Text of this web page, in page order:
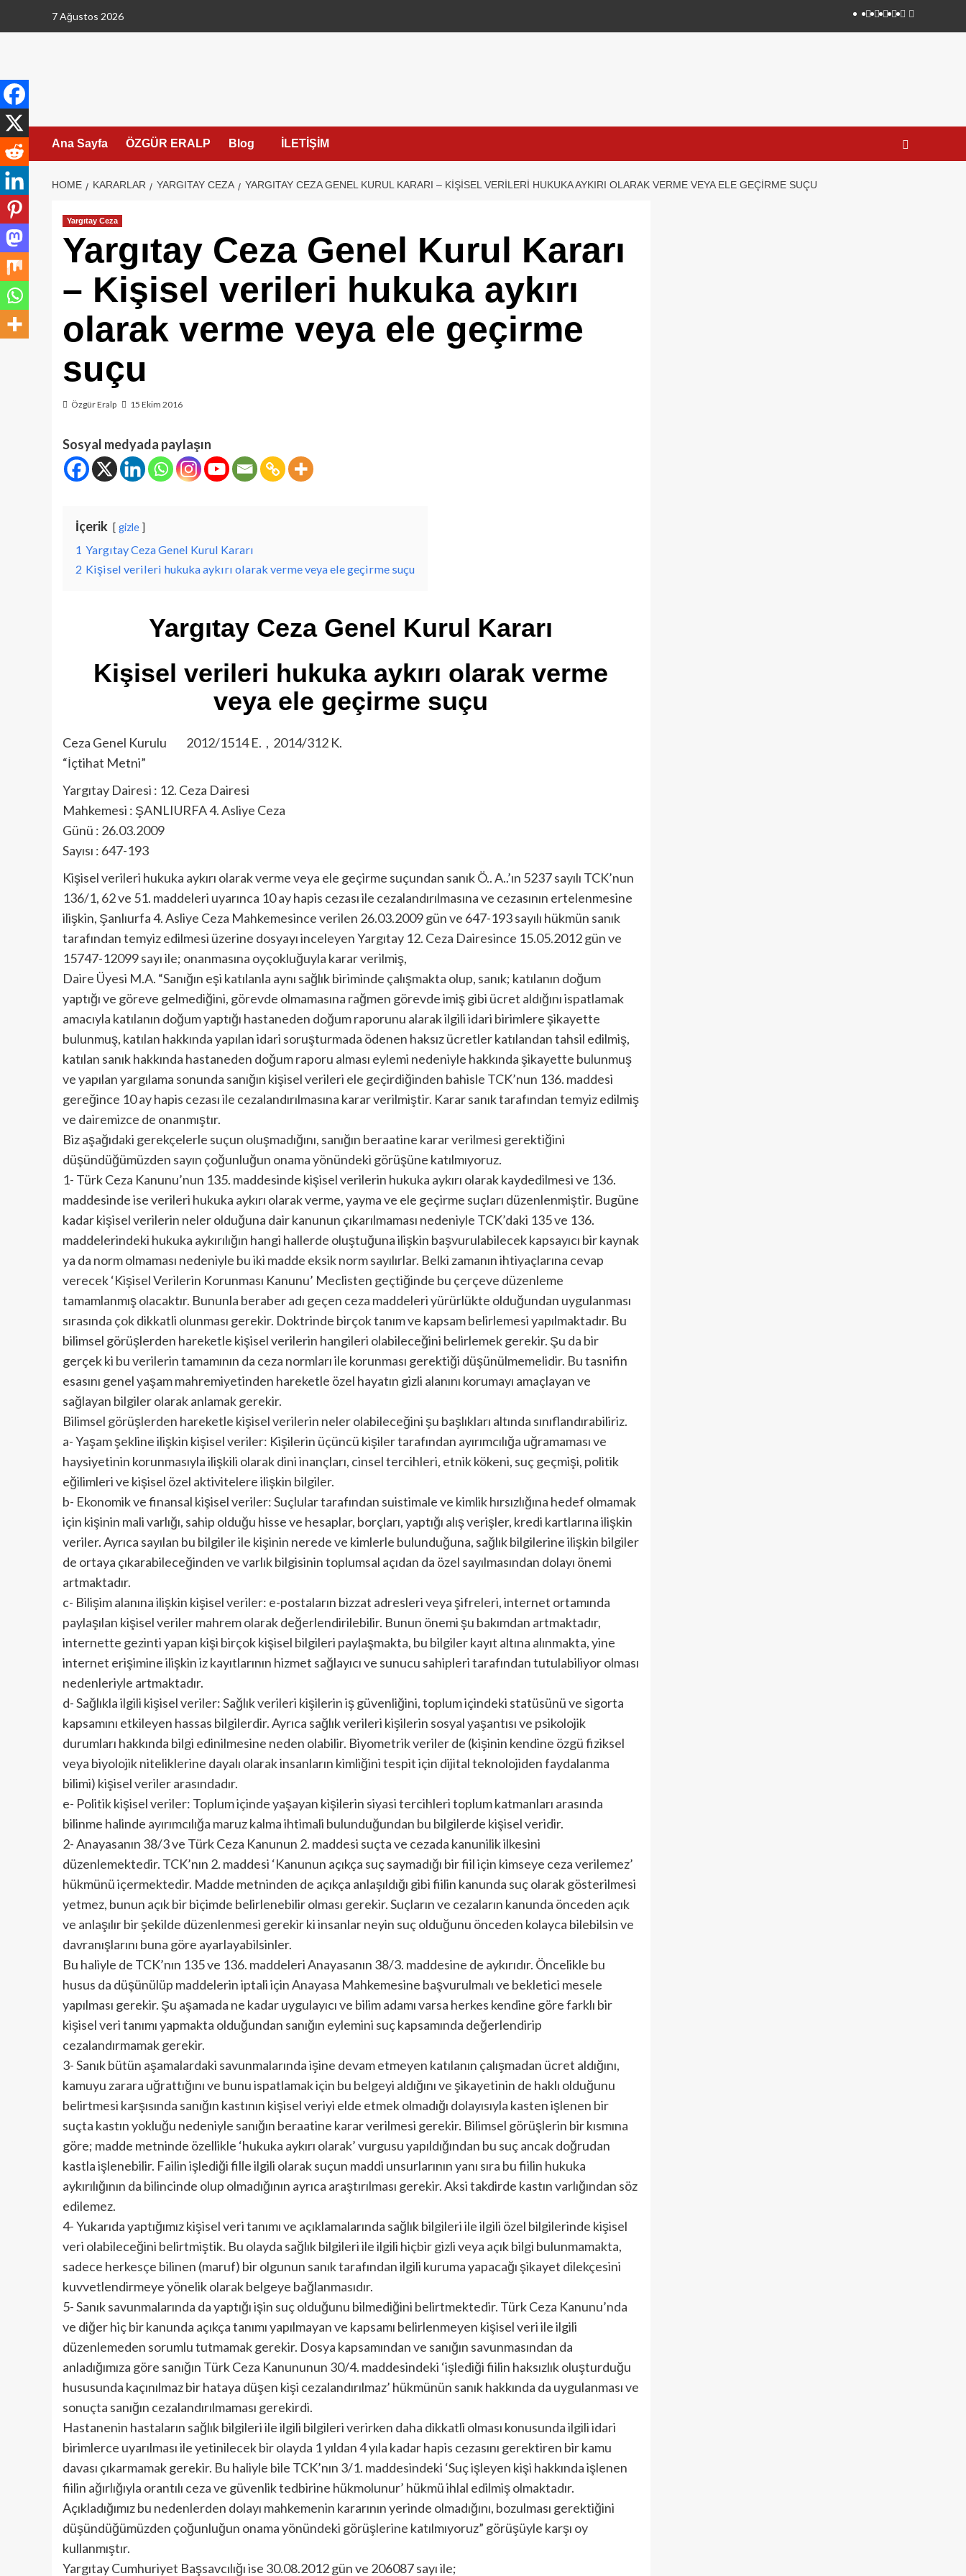
7 Ağustos 2026 linkedin
instagram
facebook
twitter
tiktokyoutube
Ana Sayfa ÖZGÜR ERALP Blog İLETİŞİM
HOME KARARLAR YARGITAY CEZA YARGITAY CEZA GENEL KURUL KARARI – KIŞISEL VERILERI HUKUKA AYKIRI OLARAK VERME VEYA ELE GEÇIRME SUÇU
Yargıtay Ceza
Yargıtay Ceza Genel Kurul Kararı
– Kişisel verileri hukuka aykırı
olarak verme veya ele geçirme
suçu
Özgür Eralp 15 Ekim 2016
Sosyal medyada paylaşın
İçerik gizle
1 Yargıtay Ceza Genel Kurul Kararı
2 Kişisel verileri hukuka aykırı olarak verme veya ele geçirme suçu
Yargıtay Ceza Genel Kurul Kararı
Kişisel verileri hukuka aykırı olarak verme
veya ele geçirme suçu
Ceza Genel Kurulu 2012/1514 E. , 2014/312 K.
“İçtihat Metni”
Yargıtay Dairesi : 12. Ceza Dairesi
Mahkemesi : ŞANLIURFA 4. Asliye Ceza
Günü : 26.03.2009
Sayısı : 647-193
Kişisel verileri hukuka aykırı olarak verme veya ele geçirme suçundan sanık Ö.. A..’ın 5237 sayılı TCK’nun
136/1, 62 ve 51. maddeleri uyarınca 10 ay hapis cezası ile cezalandırılmasına ve cezasının ertelenmesine
ilişkin, Şanlıurfa 4. Asliye Ceza Mahkemesince verilen 26.03.2009 gün ve 647-193 sayılı hükmün sanık
tarafından temyiz edilmesi üzerine dosyayı inceleyen Yargıtay 12. Ceza Dairesince 15.05.2012 gün ve
15747-12099 sayı ile; onanmasına oyçokluğuyla karar verilmiş,
Daire Üyesi M.A. “Sanığın eşi katılanla aynı sağlık biriminde çalışmakta olup, sanık; katılanın doğum
yaptığı ve göreve gelmediğini, görevde olmamasına rağmen görevde imiş gibi ücret aldığını ispatlamak
amacıyla katılanın doğum yaptığı hastaneden doğum raporunu alarak ilgili idari birimlere şikayette
bulunmuş, katılan hakkında yapılan idari soruşturmada ödenen haksız ücretler katılandan tahsil edilmiş,
katılan sanık hakkında hastaneden doğum raporu alması eylemi nedeniyle hakkında şikayette bulunmuş
ve yapılan yargılama sonunda sanığın kişisel verileri ele geçirdiğinden bahisle TCK’nun 136. maddesi
gereğince 10 ay hapis cezası ile cezalandırılmasına karar verilmiştir. Karar sanık tarafından temyiz edilmiş
ve dairemizce de onanmıştır.
Biz aşağıdaki gerekçelerle suçun oluşmadığını, sanığın beraatine karar verilmesi gerektiğini
düşündüğümüzden sayın çoğunluğun onama yönündeki görüşüne katılmıyoruz.
1- Türk Ceza Kanunu’nun 135. maddesinde kişisel verilerin hukuka aykırı olarak kaydedilmesi ve 136.
maddesinde ise verileri hukuka aykırı olarak verme, yayma ve ele geçirme suçları düzenlenmiştir. Bugüne
kadar kişisel verilerin neler olduğuna dair kanunun çıkarılmaması nedeniyle TCK’daki 135 ve 136.
maddelerindeki hukuka aykırılığın hangi hallerde oluştuğuna ilişkin başvurulabilecek kapsayıcı bir kaynak
ya da norm olmaması nedeniyle bu iki madde eksik norm sayılırlar. Belki zamanın ihtiyaçlarına cevap
verecek ‘Kişisel Verilerin Korunması Kanunu’ Meclisten geçtiğinde bu çerçeve düzenleme
tamamlanmış olacaktır. Bununla beraber adı geçen ceza maddeleri yürürlükte olduğundan uygulanması
sırasında çok dikkatli olunması gerekir. Doktrinde birçok tanım ve kapsam belirlemesi yapılmaktadır. Bu
bilimsel görüşlerden hareketle kişisel verilerin hangileri olabileceğini belirlemek gerekir. Şu da bir
gerçek ki bu verilerin tamamının da ceza normları ile korunması gerektiği düşünülmemelidir. Bu tasnifin
esasını genel yaşam mahremiyetinden hareketle özel hayatın gizli alanını korumayı amaçlayan ve
sağlayan bilgiler olarak anlamak gerekir.
Bilimsel görüşlerden hareketle kişisel verilerin neler olabileceğini şu başlıkları altında sınıflandırabiliriz.
a- Yaşam şekline ilişkin kişisel veriler: Kişilerin üçüncü kişiler tarafından ayırımcılığa uğramaması ve
haysiyetinin korunmasıyla ilişkili olarak dini inançları, cinsel tercihleri, etnik kökeni, suç geçmişi, politik
eğilimleri ve kişisel özel aktivitelere ilişkin bilgiler.
b- Ekonomik ve finansal kişisel veriler: Suçlular tarafından suistimale ve kimlik hırsızlığına hedef olmamak
için kişinin mali varlığı, sahip olduğu hisse ve hesaplar, borçları, yaptığı alış verişler, kredi kartlarına ilişkin
veriler. Ayrıca sayılan bu bilgiler ile kişinin nerede ve kimlerle bulunduğuna, sağlık bilgilerine ilişkin bilgiler
de ortaya çıkarabileceğinden ve varlık bilgisinin toplumsal açıdan da özel sayılmasından dolayı önemi
artmaktadır.
c- Bilişim alanına ilişkin kişisel veriler: e-postaların bizzat adresleri veya şifreleri, internet ortamında
paylaşılan kişisel veriler mahrem olarak değerlendirilebilir. Bunun önemi şu bakımdan artmaktadır,
internette gezinti yapan kişi birçok kişisel bilgileri paylaşmakta, bu bilgiler kayıt altına alınmakta, yine
internet erişimine ilişkin iz kayıtlarının hizmet sağlayıcı ve sunucu sahipleri tarafından tutulabiliyor olması
nedenleriyle artmaktadır.
d- Sağlıkla ilgili kişisel veriler: Sağlık verileri kişilerin iş güvenliğini, toplum içindeki statüsünü ve sigorta
kapsamını etkileyen hassas bilgilerdir. Ayrıca sağlık verileri kişilerin sosyal yaşantısı ve psikolojik
durumları hakkında bilgi edinilmesine neden olabilir. Biyometrik veriler de (kişinin kendine özgü fiziksel
veya biyolojik niteliklerine dayalı olarak insanların kimliğini tespit için dijital teknolojiden faydalanma
bilimi) kişisel veriler arasındadır.
e- Politik kişisel veriler: Toplum içinde yaşayan kişilerin siyasi tercihleri toplum katmanları arasında
bilinme halinde ayırımcılığa maruz kalma ihtimali bulunduğundan bu bilgilerde kişisel veridir.
2- Anayasanın 38/3 ve Türk Ceza Kanunun 2. maddesi suçta ve cezada kanunilik ilkesini
düzenlemektedir. TCK’nın 2. maddesi ‘Kanunun açıkça suç saymadığı bir fiil için kimseye ceza verilemez’
hükmünü içermektedir. Madde metninden de açıkça anlaşıldığı gibi fiilin kanunda suç olarak gösterilmesi
yetmez, bunun açık bir biçimde belirlenebilir olması gerekir. Suçların ve cezaların kanunda önceden açık
ve anlaşılır bir şekilde düzenlenmesi gerekir ki insanlar neyin suç olduğunu önceden kolayca bilebilsin ve
davranışlarını buna göre ayarlayabilsinler.
Bu haliyle de TCK’nın 135 ve 136. maddeleri Anayasanın 38/3. maddesine de aykırıdır. Öncelikle bu
husus da düşünülüp maddelerin iptali için Anayasa Mahkemesine başvurulmalı ve bekletici mesele
yapılması gerekir. Şu aşamada ne kadar uygulayıcı ve bilim adamı varsa herkes kendine göre farklı bir
kişisel veri tanımı yapmakta olduğundan sanığın eylemini suç kapsamında değerlendirip
cezalandırmamak gerekir.
3- Sanık bütün aşamalardaki savunmalarında işine devam etmeyen katılanın çalışmadan ücret aldığını,
kamuyu zarara uğrattığını ve bunu ispatlamak için bu belgeyi aldığını ve şikayetinin de haklı olduğunu
belirtmesi karşısında sanığın kastının kişisel veriyi elde etmek olmadığı dolayısıyla kasten işlenen bir
suçta kastın yokluğu nedeniyle sanığın beraatine karar verilmesi gerekir. Bilimsel görüşlerin bir kısmına
göre; madde metninde özellikle ‘hukuka aykırı olarak’ vurgusu yapıldığından bu suç ancak doğrudan
kastla işlenebilir. Failin işlediği fille ilgili olarak suçun maddi unsurlarının yanı sıra bu fiilin hukuka
aykırılığının da bilincinde olup olmadığının ayrıca araştırılması gerekir. Aksi takdirde kastın varlığından söz
edilemez.
4- Yukarıda yaptığımız kişisel veri tanımı ve açıklamalarında sağlık bilgileri ile ilgili özel bilgilerinde kişisel
veri olabileceğini belirtmiştik. Bu olayda sağlık bilgileri ile ilgili hiçbir gizli veya açık bilgi bulunmamakta,
sadece herkesçe bilinen (maruf) bir olgunun sanık tarafından ilgili kuruma yapacağı şikayet dilekçesini
kuvvetlendirmeye yönelik olarak belgeye bağlanmasıdır.
5- Sanık savunmalarında da yaptığı işin suç olduğunu bilmediğini belirtmektedir. Türk Ceza Kanunu’nda
ve diğer hiç bir kanunda açıkça tanımı yapılmayan ve kapsamı belirlenmeyen kişisel veri ile ilgili
düzenlemeden sorumlu tutmamak gerekir. Dosya kapsamından ve sanığın savunmasından da
anladığımıza göre sanığın Türk Ceza Kanununun 30/4. maddesindeki ‘işlediği fiilin haksızlık oluşturduğu
hususunda kaçınılmaz bir hataya düşen kişi cezalandırılmaz’ hükmünün sanık hakkında da uygulanması ve
sonuçta sanığın cezalandırılmaması gerekirdi.
Hastanenin hastaların sağlık bilgileri ile ilgili bilgileri verirken daha dikkatli olması konusunda ilgili idari
birimlerce uyarılması ile yetinilecek bir olayda 1 yıldan 4 yıla kadar hapis cezasını gerektiren bir kamu
davası çıkarmamak gerekir. Bu haliyle bile TCK’nın 3/1. maddesindeki ‘Suç işleyen kişi hakkında işlenen
fiilin ağırlığıyla orantılı ceza ve güvenlik tedbirine hükmolunur’ hükmü ihlal edilmiş olmaktadır.
Açıkladığımız bu nedenlerden dolayı mahkemenin kararının yerinde olmadığını, bozulması gerektiğini
düşündüğümüzden çoğunluğun onama yönündeki görüşlerine katılmıyoruz” görüşüyle karşı oy
kullanmıştır.
Yargıtay Cumhuriyet Başsavcılığı ise 30.08.2012 gün ve 206087 sayı ile;